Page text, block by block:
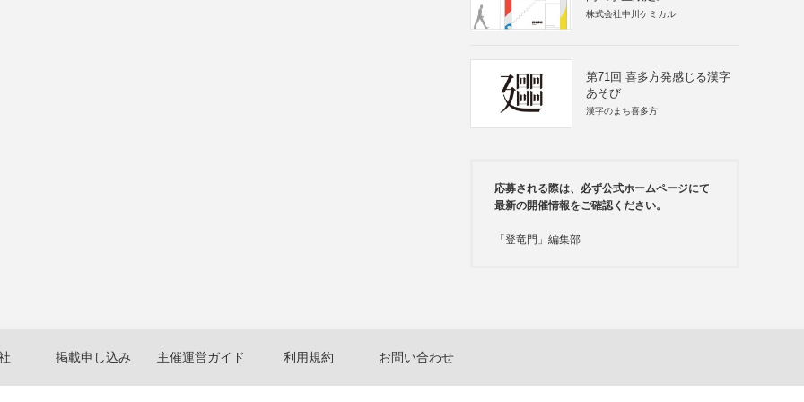
株式会社中川ケミカル
第71回 喜多方発感じる漢字
あそび
漢字のまち喜多方
応募される際は、必ず公式ホームページにて
最新の開催情報をご確認ください。
「登竜門」編集部
掲載申し込み 主催運営ガイド 利用規約 お問い合わせ